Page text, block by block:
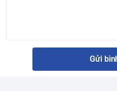
Gửi